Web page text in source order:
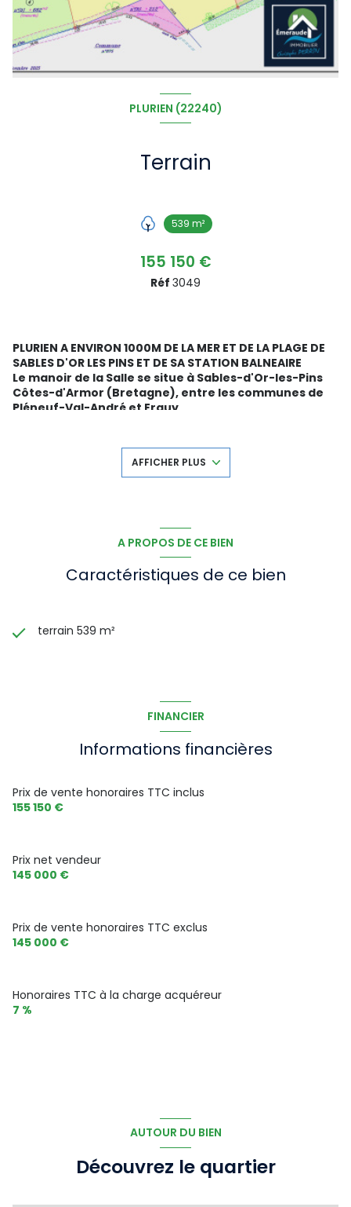
PLURIEN (22240)
Terrain
539 m²
155 150 €
Réf 3049
PLURIEN A ENVIRON 1000M DE LA MER ET DE LA PLAGE DE
SABLES D'OR LES PINS ET DE SA STATION BALNEAIRE
Le manoir de la Salle se situe à Sables-d'Or-les-Pins
Côtes-d'Armor (Bretagne), entre les communes de
Pléneuf-Val-André et Erquy
Terrain viabilisé de 539m2
Libre de constructeur
EXCLUSIVITE EMERAUDE IMMOBILIER Christophe PERRIN
AFFICHER PLUS
A PROPOS DE CE BIEN
Caractéristiques de ce bien
terrain 539 m²
FINANCIER
Informations financières
Prix de vente honoraires TTC inclus
155 150 €
Prix net vendeur
145 000 €
Prix de vente honoraires TTC exclus
145 000 €
Honoraires TTC à la charge acquéreur
7 %
AUTOUR DU BIEN
Découvrez le quartier